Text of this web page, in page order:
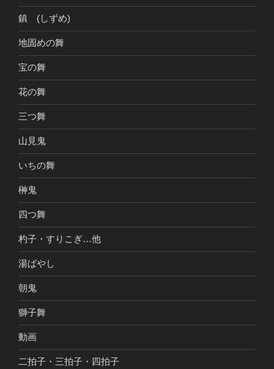
鎮 (しずめ)
地固めの舞
宝の舞
花の舞
三つ舞
山見鬼
いちの舞
榊鬼
四つ舞
杓子・すりこぎ…他
湯ばやし
朝鬼
獅子舞
動画
二拍子・三拍子・四拍子